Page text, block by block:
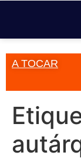
A TOCAR